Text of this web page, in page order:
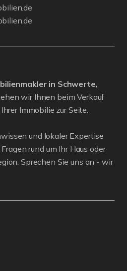
in Schwerte,
wir Ihnen beim Verkauf
Immobilie zur Seite.
und lokaler Expertise
rund um Ihr Haus oder
Sprechen Sie uns an - wir